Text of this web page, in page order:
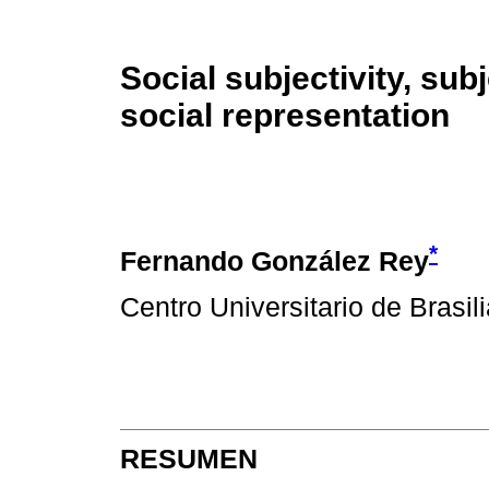
Social subjectivity,
social representation
Fernando González Rey*
Centro Universitario de
RESUMEN